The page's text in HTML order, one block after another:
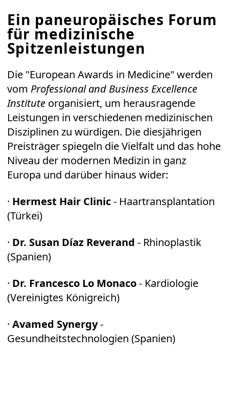
Ein paneuropäisches Forum
für medizinische
Spitzenleistungen
Die "European Awards in Medicine" werden
vom Professional and Business Excellence
Institute organisiert, um herausragende
Leistungen in verschiedenen medizinischen
Disziplinen zu würdigen. Die diesjährigen
Preisträger spiegeln die Vielfalt und das hohe
Niveau der modernen Medizin in ganz
Europa und darüber hinaus wider:
· Hermest Hair Clinic- Haartransplantation
(Türkei)
· Dr. Susan Díaz Reverand - Rhinoplastik
(Spanien)
· Dr. Francesco Lo Monaco- Kardiologie
(Vereinigtes Königreich)
· Avamed Synergy-
Gesundheitstechnologien (Spanien)